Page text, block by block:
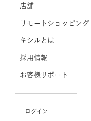
店舗
リモートショッピング
キシルとは
採用情報
お客様サポート
ログイン